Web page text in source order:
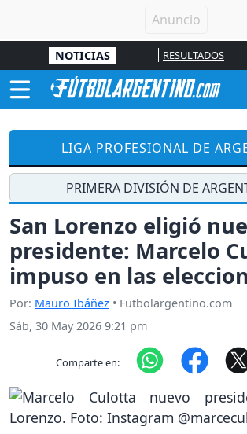
NOTICIAS RESULTADOS
LIGA PROFESIONAL DE
PRIMERA DIVISIÓN DE
San Lorenzo eligió
presidente: Marcelo
impuso en las
Por: Mauro Ibáñez • Futbolargentino.com
Sáb, 30 May 2026 9:21 pm
Comparte en: